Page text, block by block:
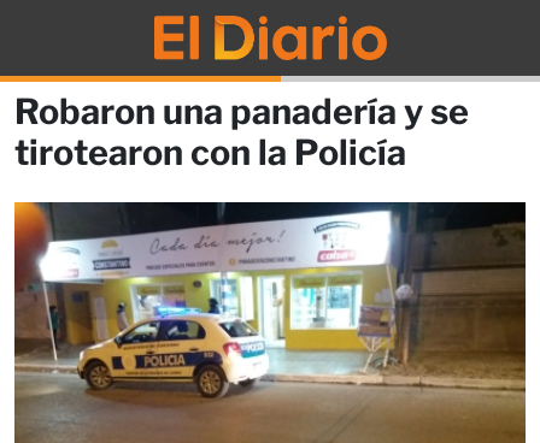
Robaron una panadería y se
tirotearon con la Policía